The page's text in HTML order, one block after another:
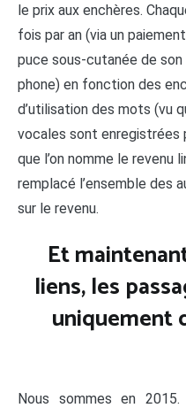
le prix aux enchères.
fois par an (via un
puce sous-cutanée de
phone) en fonction des
d’utilisation des mots (vu
vocales sont enregistrées
que l’on nomme le
remplacé l’ensemble des
sur le revenu.
Et
liens, les
uniquement
Nous sommes en